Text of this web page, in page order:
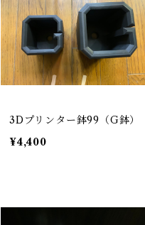
3Dプリンター鉢99（G鉢）
¥4,400